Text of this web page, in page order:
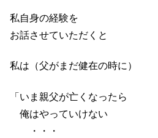
私自身の経験を
お話させていただくと
私は（父がまだ健在の時に）
「いま親父が亡くなったら
俺はやっていけない
・・・